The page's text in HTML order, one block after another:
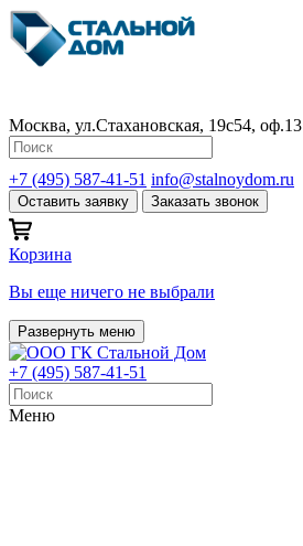
Москва, ул.Стахановская, 19с54, оф.13
+7 (495) 587-41-51 info@stalnoydom.ru
Оставить заявку Заказать звонок
Корзина
Вы еще ничего не выбрали
Развернуть меню
+7 (495) 587-41-51
Меню